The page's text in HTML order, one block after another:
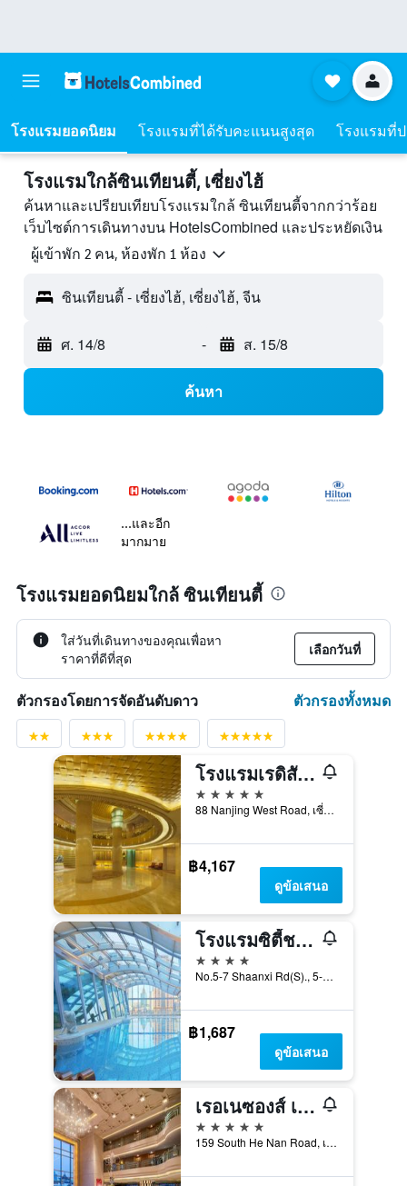
โรงแรมยอดนิยม โรงแรมที่ได้รับคะแนนสูงสุด โรงแรมที่
โรงแรมใกล้ซินเทียนตี้, เซี่ยงไฮ้
ค้นหาและเปรียบเทียบโรงแรมใกล้ ซินเทียนตี้จากกว่าร้อย
เว็บไซต์การเดินทางบน HotelsCombined และประหยัดเงิน
ผู้เข้าพัก 2 คน, ห้องพัก 1 ห้อง
ซินเทียนตี้ - เซี่ยงไฮ้, เซี่ยงไฮ้, จีน
ศ. 14/8 - ส. 15/8
ค้นหา
...และอีก
มากมาย
โรงแรมยอดนิยมใกล้ ซินเทียนตี้
ใส่วันที่เดินทางของคุณเพื่อหา
ราคาที่ดีที่สุด
เลือกวันที่
ตัวกรองโดยการจัดอันดับดาว ตัวกรองทั้งหมด
โรงแรมเรดิสัน บลู เซี่ยงไฮ้ นิว เวิลด์
5 ดาว
88 Nanjing West Road, เซี่ยงไฮ้, จีน
฿4,167
ดูข้อเสนอ
โรงแรมซิตี้ชางไห่
4 ดาว
No.5-7 Shaanxi Rd(S)., 5-7, เซี่ยงไฮ้, จีน
฿1,687
ดูข้อเสนอ
เรอเนซองส์ เซี่ยงไฮ้ หยู่ การ์เดน โรงแรม ออน เดอะ บันด์ บาย หนานจิง โร้ด
5 ดาว
159 South He Nan Road, เซี่ยงไฮ้, จีน